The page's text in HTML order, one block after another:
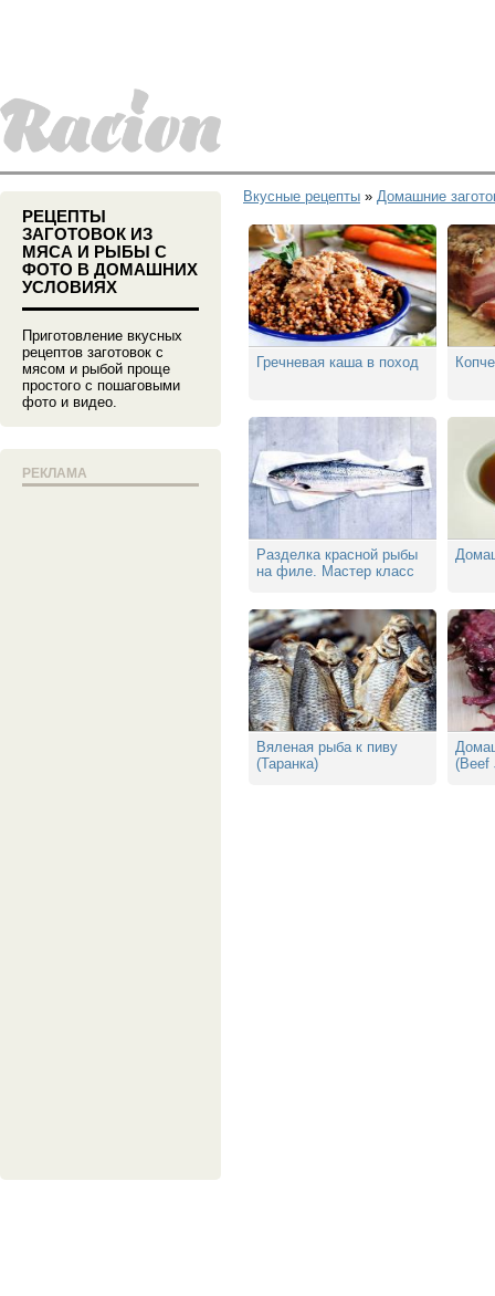
Вкусные рецепты » Домашние
РЕЦЕПТЫ
ЗАГОТОВОК ИЗ
МЯСА И РЫБЫ С
ФОТО В ДОМАШНИХ
УСЛОВИЯХ
Приготовление вкусных
рецептов заготовок с
мясом и рыбой проще
простого с пошаговыми
фото и видео.
РЕКЛАМА
Гречневая каша в поход
Разделка красной рыбы
на филе. Мастер класс
Вяленая рыба к пиву
(Таранка)
(Beef